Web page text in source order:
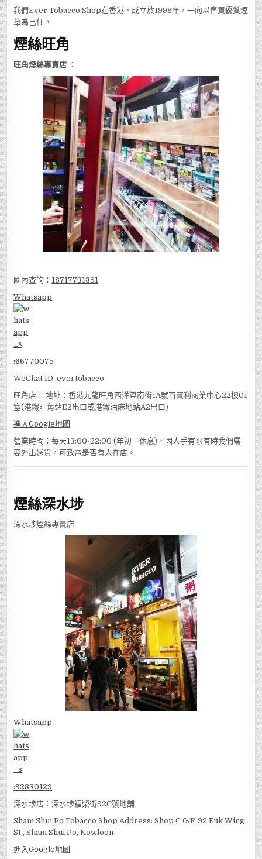
我們Ever Tobacco Shop在香港，成立於1998年，一向以售買優質煙
草為己任。
煙絲旺角
旺角煙絲專賣店 ：
國內查詢： 18717731351
Whatsapp
:66770075
WeChat ID: evertobacco
旺角店： 地址：香港九龍旺角西洋菜南街1A號百寶利商業中心22樓01
室(港鐵旺角站E2出口或港鐵油麻地站A2出口)
進入Google地圖
營業時間：每天13:00-22:00 (年初一休息)，因人手有限有時我們需
要外出送貨，可致電是否有人在店。
煙絲深水埗
深水埗煙絲專賣店
Whatsapp
:92830129
深水埗店：深水埗福榮街92C號地舖
Sham Shui Po Tobacco Shop Address: Shop C G/F, 92 Fuk Wing
St., Sham Shui Po, Kowloon
進入Google地圖